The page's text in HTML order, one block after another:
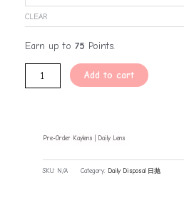
CLEAR
Earn up to 75 Points.
Add to cart
Pre-Order Kaylens | Daily Lens
SKU: N/A Category: Daily Disposal 日抛